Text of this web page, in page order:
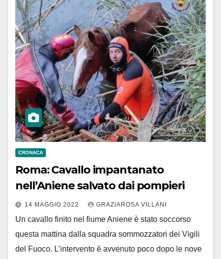
CRONACA
Roma: Cavallo impantanato
nell’Aniene salvato dai pompieri
14 MAGGIO 2022 GRAZIAROSA VILLANI
Un cavallo finito nel fiume Aniene è stato soccorso
questa mattina dalla squadra sommozzatori dei Vigili
del Fuoco. L’intervento è avvenuto poco dopo le nove